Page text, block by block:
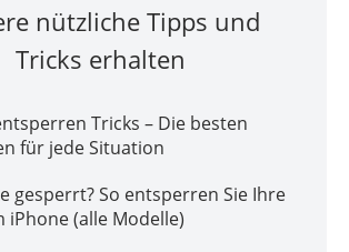
nützliche Tipps und
Tricks erhalten
Tricks – Die besten
für jede Situation
gesperrt? So entsperren Sie Ihre
iPhone (alle Modelle)